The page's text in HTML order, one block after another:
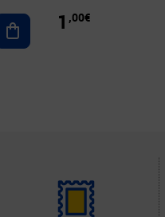
Ajouter au panier
1 ,00€